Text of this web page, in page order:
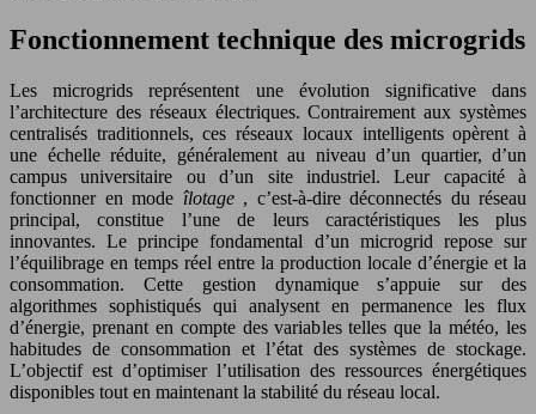
Fonctionnement technique des microgrids
Les microgrids représentent une évolution significative dans
l’architecture des réseaux électriques. Contrairement aux systèmes
centralisés traditionnels, ces réseaux locaux intelligents opèrent à
une échelle réduite, généralement au niveau d’un quartier, d’un
campus universitaire ou d’un site industriel. Leur capacité à
fonctionner en mode îlotage , c’est-à-dire déconnectés du réseau
principal, constitue l’une de leurs caractéristiques les plus
innovantes. Le principe fondamental d’un microgrid repose sur
l’équilibrage en temps réel entre la production locale d’énergie et la
consommation. Cette gestion dynamique s’appuie sur des
algorithmes sophistiqués qui analysent en permanence les flux
d’énergie, prenant en compte des variables telles que la météo, les
habitudes de consommation et l’état des systèmes de stockage.
L’objectif est d’optimiser l’utilisation des ressources énergétiques
disponibles tout en maintenant la stabilité du réseau local.